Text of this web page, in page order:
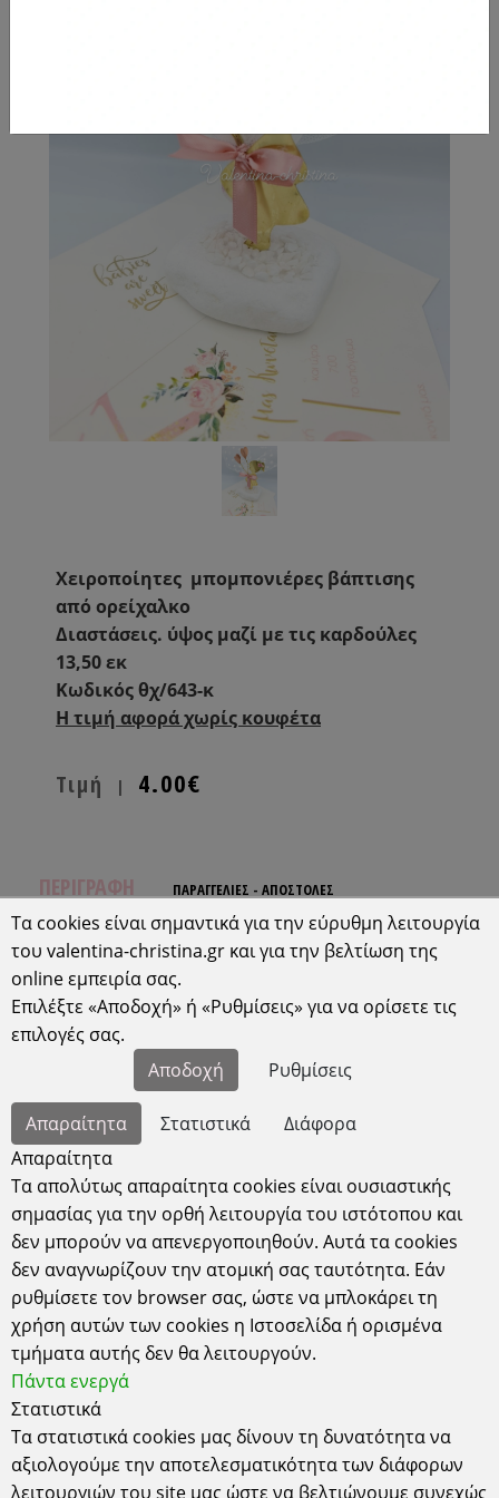
Xειροποίητες μπομπονιέρες βάπτισης
από ορείχαλκο
Διαστάσεις. ύψος μαζί με τις καρδούλες
13,50 εκ
Κωδικός θχ/643-κ
H τιμή αφορά χωρίς κουφέτα
Τιμή | 4.00€
ΠΕΡΙΓΡΑΦΗ ΠΑΡΑΓΓΕΛΙΕΣ - ΑΠΟΣΤΟΛΕΣ
-Δεν στέλνουμε δείγματα η μεμονωμένα
προϊόντα.
-ΧΡΟΝΟΣ ΠΡΟΕΤΟΙΜΑΣΙΑΣ 1 ΜΙΣΗ ΜΗΝΑΣ ,Ο
ΧΡΟΝΟΣ ΜΕΤΑΒΑΛΛΕΤΑΙ ΜΕ ΒΑΣΗ ΤΑ ΔΕΔΟΜΕΝΑ
ΤΗΣ ΑΓΟΡΑΣ KAI THΣ ΕΠΟΧΗΣ.
2 ΜΗΝΕΣ , ΓΙΑ ΑΠΟΣΤΟΛΕΣ ΕΚΤΟΣ ΑΘΗΝΑΣ.
-Χειροποίητες και εξατομικευμένες δημιουργίες,
εξολοκλήρου φτιαγμένες στο χέρι και για αυτό
απαιτείται χρόνος.
-ΓΙΑ ΑΠΟΣΤΟΛΕΣ ΕΚΤΟΣ ΕΛΛΑΔΑΣ ΚΑΙ ΕΚΤΟΣ
ΕΥΡΩΠΗΣ, Ο ΧΡΟΝΟΣ ΚΑΘΟΡΙΖΕΤΑΙ ΜΕ ΤΙΣ
ΕΚΑΣΤΟΤΕ ΣΥΝΘΗΚΕΣ.
Τα cookies είναι σημαντικά για την εύρυθμη λειτουργία
του valentina-christina.gr και για την βελτίωση της
online εμπειρία σας.
Επιλέξτε «Αποδοχή» ή «Ρυθμίσεις» για να ορίσετε τις
επιλογές σας.
Αποδοχή
Ρυθμίσεις
Απαραίτητα Στατιστικά
Διάφορα
Απαραίτητα
Τα απολύτως απαραίτητα cookies είναι ουσιαστικής
σημασίας για την ορθή λειτουργία του ιστότοπου και
δεν μπορούν να απενεργοποιηθούν. Αυτά τα cookies
δεν αναγνωρίζουν την ατομική σας ταυτότητα. Εάν
ρυθμίσετε τον browser σας, ώστε να μπλοκάρει τη
χρήση αυτών των cookies η Ιστοσελίδα ή ορισμένα
τμήματα αυτής δεν θα λειτουργούν.
Πάντα ενεργά
Στατιστικά
Τα στατιστικά cookies μας δίνουν τη δυνατότητα να
αξιολογούμε την αποτελεσματικότητα των διάφορων
λειτουργιών του site μας ώστε να βελτιώνουμε συνεχώς